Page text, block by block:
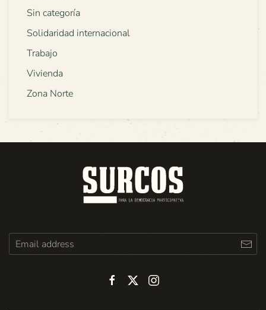
Sin categoría
Solidaridad internacional
Trabajo
Vivienda
Zona Norte